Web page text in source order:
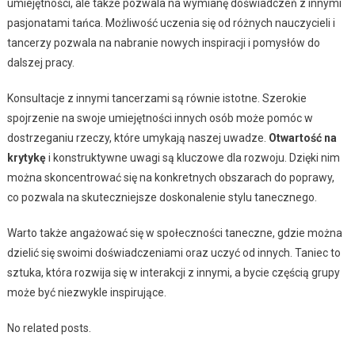
umiejętności, ale także pozwala na wymianę doświadczeń z innymi
pasjonatami tańca. Możliwość uczenia się od różnych nauczycieli i
tancerzy pozwala na nabranie nowych inspiracji i pomysłów do
dalszej pracy.
Konsultacje z innymi tancerzami są równie istotne. Szerokie
spojrzenie na swoje umiejętności innych osób może pomóc w
dostrzeganiu rzeczy, które umykają naszej uwadze. Otwartość na
krytykęi konstruktywne uwagi są kluczowe dla rozwoju. Dzięki nim
można skoncentrować się na konkretnych obszarach do poprawy,
co pozwala na skuteczniejsze doskonalenie stylu tanecznego.
Warto także angażować się w społeczności taneczne, gdzie można
dzielić się swoimi doświadczeniami oraz uczyć od innych. Taniec to
sztuka, która rozwija się w interakcji z innymi, a bycie częścią grupy
może być niezwykle inspirujące.
No related posts.